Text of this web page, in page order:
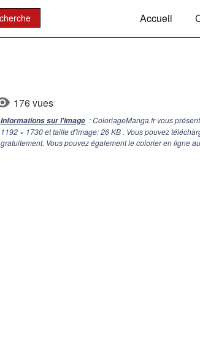
Accueil
176 vues
Informations sur l'image : ColoriageManga.fr vous
1192 × 1730et taille d'image: 26 KB . Vous pouvez
gratuitement. Vous pouvez également le colorier en ligne